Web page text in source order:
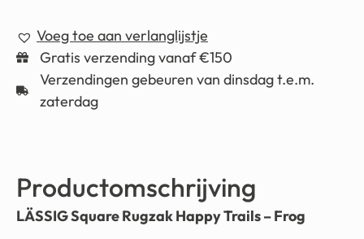
Voeg toe aan verlanglijstje
Gratis verzending vanaf €150
Verzendingen gebeuren van dinsdag t.e.m.
zaterdag
Productomschrijving
LÄSSIG Square Rugzak Happy Trails – Frog